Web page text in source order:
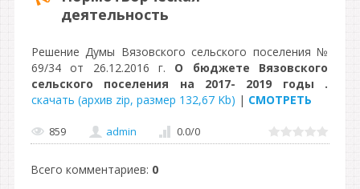
деятельность
Решение Думы Вязовского сельского поселения №
69/34 от 26.12.2016 г. О бюджете Вязовского
сельского поселения на 2017- 2019 годы .
скачать (архив zip, размер 132,67 Kb) | СМОТРЕТЬ
859 admin 0.0/0
Всего комментариев: 0